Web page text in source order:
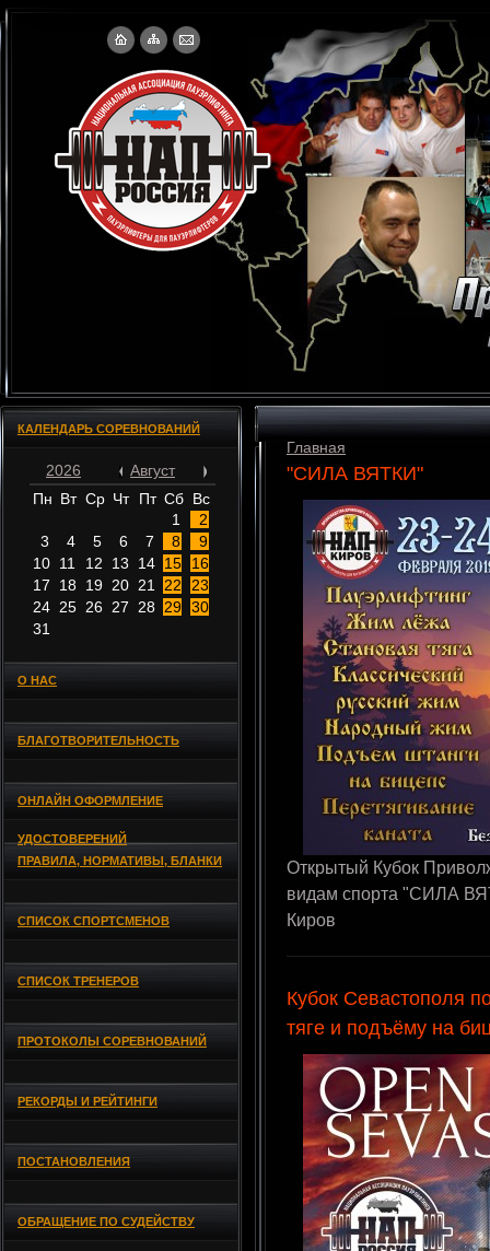
КАЛЕНДАРЬ СОРЕВНОВАНИЙ
2026
Август
Пн Вт Ср Чт Пт Сб Вс
1
2
3
4 5 6 7 8
9
10 11 12 13 14 15
16
17
18 19 20 21 22
23
24 25 26 27 28 29 30
31
О НАС
БЛАГОТВОРИТЕЛЬНОСТЬ
ОНЛАЙН ОФОРМЛЕНИЕ
УДОСТОВЕРЕНИЙ
ПРАВИЛА, НОРМАТИВЫ, БЛАНКИ
СПИСОК СПОРТСМЕНОВ
СПИСОК ТРЕНЕРОВ
ПРОТОКОЛЫ СОРЕВНОВАНИЙ
РЕКОРДЫ И РЕЙТИНГИ
ПОСТАНОВЛЕНИЯ
ОБРАЩЕНИЕ ПО СУДЕЙСТВУ
Главная
"СИЛА ВЯТКИ"
Открытый Кубок
видам спорта "СИЛА
Киров
Кубок Севастополя
тяге и подъёму на